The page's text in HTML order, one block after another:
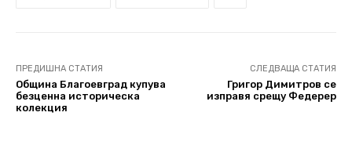
ПРЕДИШНА СТАТИЯ
Община Благоевград купува
безценна историческа
колекция
СЛЕДВАЩА СТАТИЯ
Григор Димитров се
изправя срещу Федерер